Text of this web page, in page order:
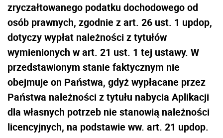
zryczałtowanego podatku dochodowego od
osób prawnych, zgodnie z art. 26 ust. 1 updop,
dotyczy wypłat należności z tytułów
wymienionych w art. 21 ust. 1 tej ustawy. W
przedstawionym stanie faktycznym nie
obejmuje on Państwa, gdyż wypłacane przez
Państwa należności z tytułu nabycia Aplikacji
dla własnych potrzeb nie stanowią należności
licencyjnych, na podstawie ww. art. 21 updop.